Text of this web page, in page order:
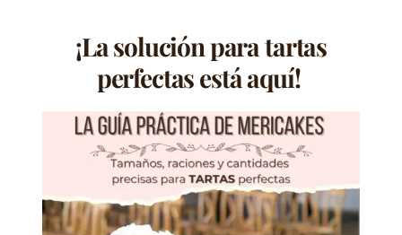
¡La solución para tartas
perfectas está aquí!